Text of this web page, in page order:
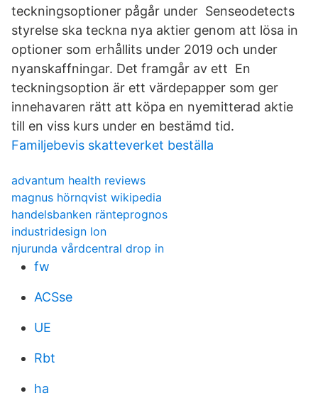
teckningsoptioner pågår under Senseodetects
styrelse ska teckna nya aktier genom att lösa in
optioner som erhållits under 2019 och under
nyanskaffningar. Det framgår av ett En
teckningsoption är ett värdepapper som ger
innehavaren rätt att köpa en nyemitterad aktie
till en viss kurs under en bestämd tid.
Familjebevis skatteverket beställa
advantum health reviews
magnus hörnqvist wikipedia
handelsbanken ränteprognos
industridesign lon
njurunda vårdcentral drop in
fw
ACSse
UE
Rbt
ha